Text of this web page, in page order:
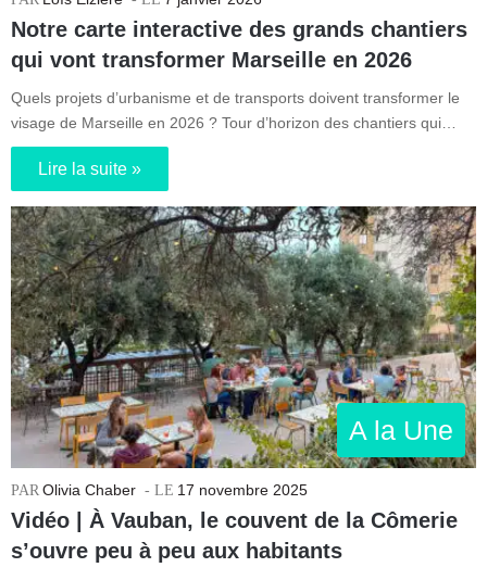
Notre carte interactive des grands chantiers
qui vont transformer Marseille en 2026
Quels projets d’urbanisme et de transports doivent transformer le
visage de Marseille en 2026 ? Tour d’horizon des chantiers qui…
Lire la suite »
A la Une
Olivia Chaber 17 novembre 2025
Vidéo | À Vauban, le couvent de la Cômerie
s’ouvre peu à peu aux habitants